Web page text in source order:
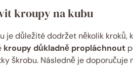
kroupy na kubu
je důležité dodržet několik
kroupy důkladně propláchnout
škrobu. Následně je doporučuje